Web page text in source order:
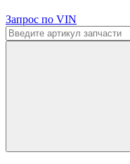
Запрос по VIN